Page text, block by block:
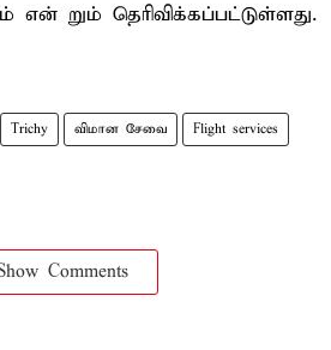
றும் தெரிவிக்கப்பட்டுள்ளது.
Trichy விமான சேவை Flight services
Comments